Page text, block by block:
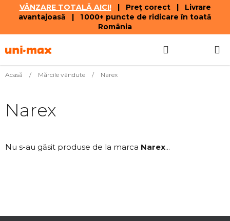
VÂNZARE TOTALĂ AICI!| Preț corect | Livrare
avantajoasă | 1 000+ puncte de ridicare în toată
România
la
DE
Acasă / Mărcile vândute / Narex
Narex
Nu s-au găsit produse de la marca Narex...